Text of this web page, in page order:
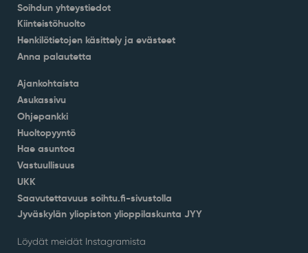
Soihdun yhteystiedot
Kiinteistöhuolto
Henkilötietojen käsittely ja evästeet
Anna palautetta
Ajankohtaista
Asukassivu
Ohjepankki
Huoltopyyntö
Hae asuntoa
Vastuullisuus
UKK
Saavutettavuus soihtu.fi-sivustolla
Jyväskylän yliopiston ylioppilaskunta JYY
Löydät meidät Instagramista